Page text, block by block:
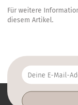
Für weitere
diesem Artikel.
Deine
E-
Addresse